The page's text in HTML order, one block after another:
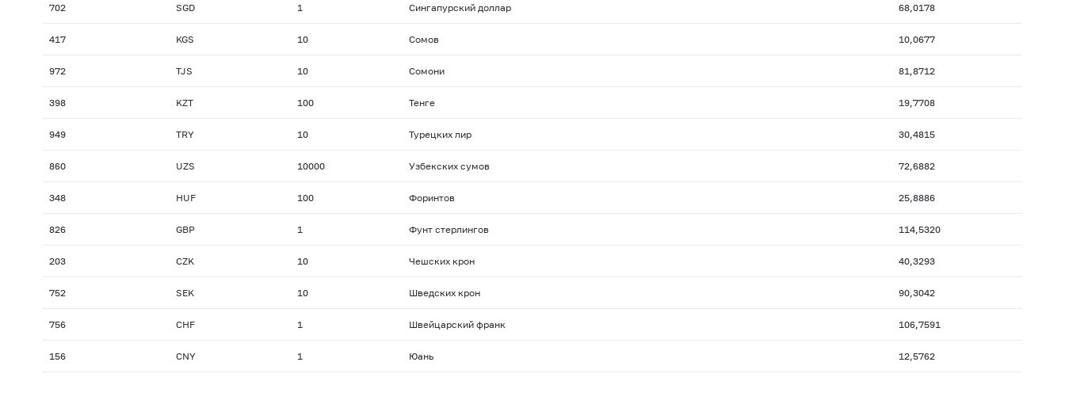
702 SGD 1 Сингапурский доллар 68,0178
417 KGS 10 Сомов 10,0677
972 TJS 10 Сомони 81,8712
398 KZT 100 Тенге 19,7708
949 TRY 10 Турецких лир 30,4815
860 UZS 10000 Узбекских сумов 72,6882
348 HUF 100 Форинтов 25,8886
826 GBP 1 Фунт стерлингов 114,5320
203 CZK 10 Чешских крон 40,3293
752 SEK 10 Шведских крон 90,3042
756 CHF 1 Швейцарский франк 106,7591
156 CNY 1 Юань 12,5762